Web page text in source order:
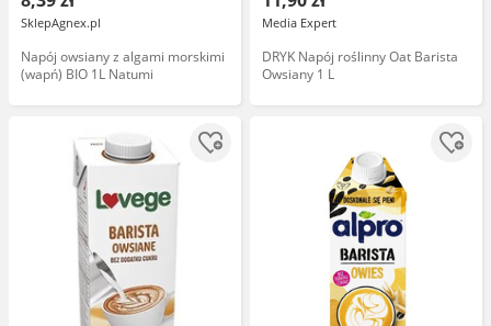
SklepAgnex.pl
Napój owsiany z algami morskimi
(wapń) BIO 1L Natumi
Media Expert
DRYK Napój roślinny Oat Barista
Owsiany 1 L